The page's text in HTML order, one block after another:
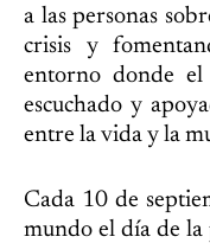
a las personas
crisis y
entorno donde el
escuchado y
entre la vida y la
Cada 10 de
mundo el día de la